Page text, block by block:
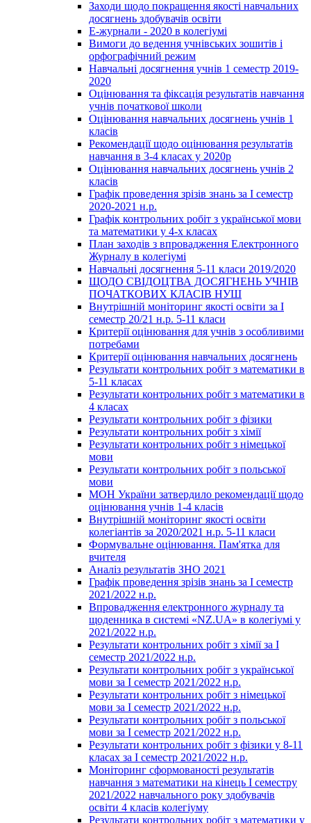
Заходи щодо покращення якості навчальних
досягнень здобувачів освіти
Е-журнали - 2020 в колегіумі
Вимоги до ведення учнівських зошитів і
орфографічний режим
Навчальні досягнення учнів 1 семестр 2019-
2020
Оцінювання та фіксація результатів навчання
учнів початкової школи
Оцінювання навчальних досягнень учнів 1
класів
Рекомендації щодо оцінювання результатів
навчання в 3-4 класах у 2020р
Оцінювання навчальних досягнень учнів 2
класів
Графік проведення зрізів знань за І семестр
2020-2021 н.р.
Графік контрольних робіт з української мови
та математики у 4-х класах
План заходів з впровадження Електронного
Журналу в колегіумі
Навчальні досягнення 5-11 класи 2019/2020
ЩОДО СВІДОЦТВА ДОСЯГНЕНЬ УЧНІВ
ПОЧАТКОВИХ КЛАСІВ НУШ
Внутрішній моніторинг якості освіти за І
семестр 20/21 н.р. 5-11 класи
Критерії оцінювання для учнів з особливими
потребами
Критерії оцінювання навчальних досягнень
Результати контрольних робіт з математики в
5-11 класах
Результати контрольних робіт з математики в
4 класах
Результати контрольних робіт з фізики
Результати контрольних робіт з хімії
Результати контрольних робіт з німецької
мови
Результати контрольних робіт з польської
мови
МОН України затвердило рекомендації щодо
оцінювання учнів 1-4 класів
Внутрішній моніторинг якості освіти
колегіантів за 2020/2021 н.р. 5-11 класи
Формувальне оцінювання. Пам'ятка для
вчителя
Аналіз результатів ЗНО 2021
Графік проведення зрізів знань за І семестр
2021/2022 н.р.
Впровадження електронного журналу та
щоденника в системі «NZ.UA» в колегіумі у
2021/2022 н.р.
Результати контрольних робіт з хімії за І
семестр 2021/2022 н.р.
Результати контрольних робіт з української
мови за І семестр 2021/2022 н.р.
Результати контрольних робіт з німецької
мови за І семестр 2021/2022 н.р.
Результати контрольних робіт з польської
мови за І семестр 2021/2022 н.р.
Результати контрольних робіт з фізики у 8-11
класах за І семестр 2021/2022 н.р.
Моніторинг сформованості результатів
навчання з математики на кінець І семестру
2021/2022 навчального року здобувачів
освіти 4 класів колегіуму
Результати контрольних робіт з математики у